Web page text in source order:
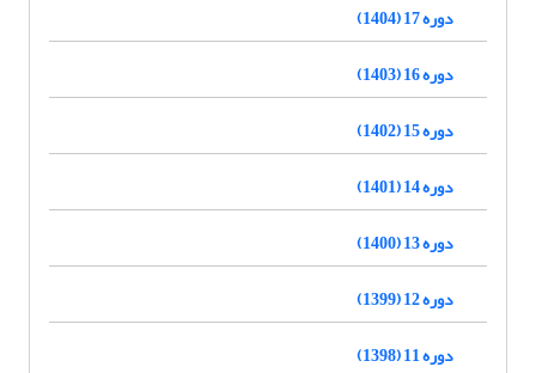
دوره 17 (1404)
دوره 16 (1403)
دوره 15 (1402)
دوره 14 (1401)
دوره 13 (1400)
دوره 12 (1399)
دوره 11 (1398)